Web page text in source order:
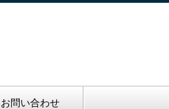
お問い合わせ